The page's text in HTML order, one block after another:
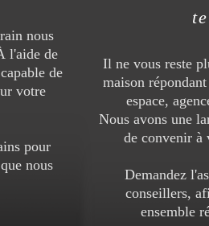
nous
l'aide de
de
votre
pour
nous
Il ne vous reste
maison
espace,
Nous avons une
de convenir à
Demandez
conseillers,
ensemble